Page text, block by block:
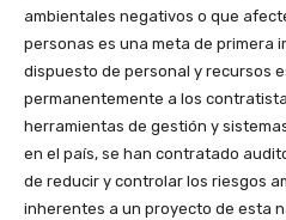
ambientales negativos o que
personas es una meta de primera
dispuesto de personal y recursos
permanentemente a los
herramientas de gestión y
en el país, se han contratado
de reducir y controlar los riesgos
inherentes a un proyecto de esta